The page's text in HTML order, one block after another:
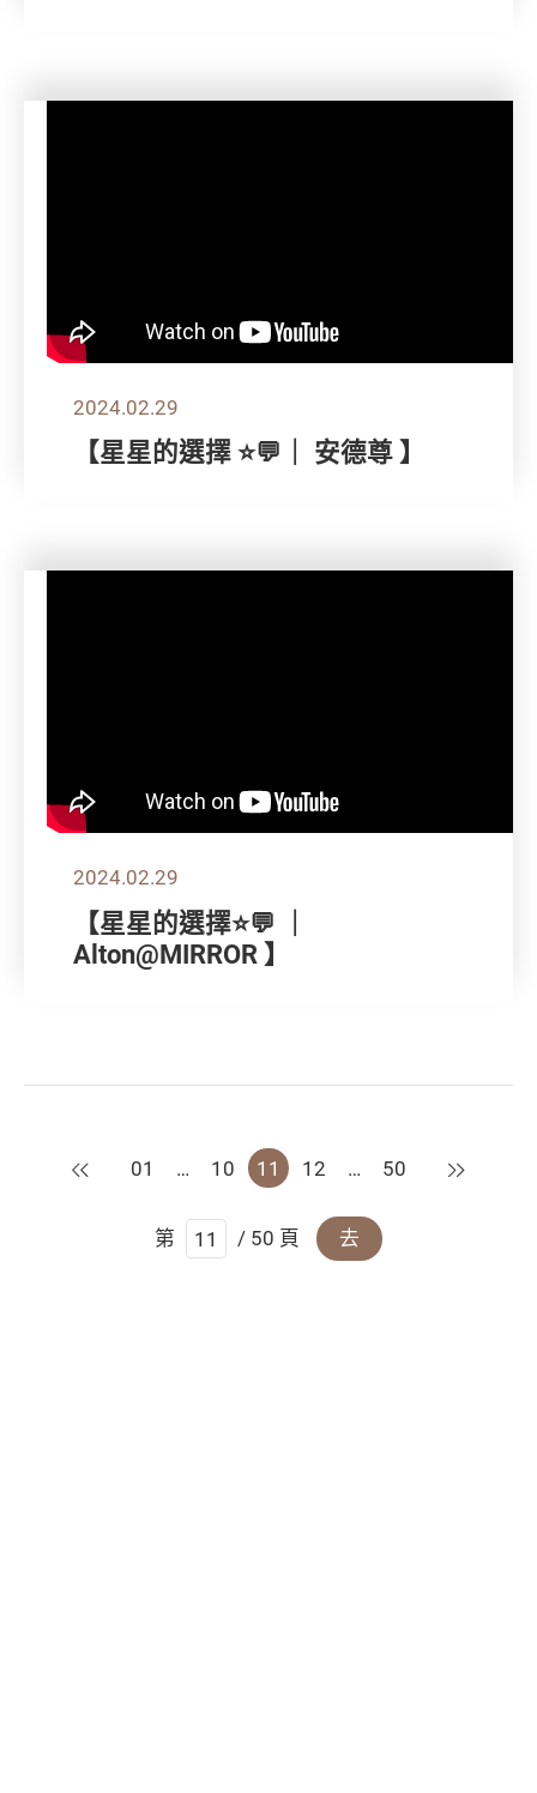
2024.02.29
【星星的選擇 ⭐💬｜ 安德尊 】
2024.02.29
【星星的選擇⭐💬 ｜
Alton@MIRROR 】
上一頁
01 … 10 11 12 … 50 下一頁
第 / 50 頁 去